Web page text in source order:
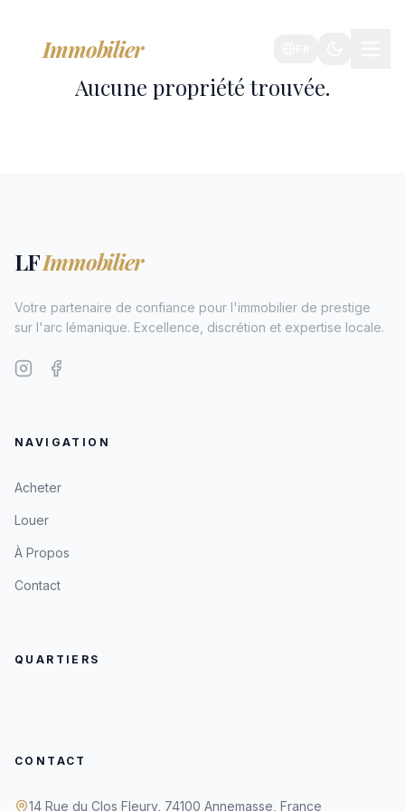
Immobilier
Aucune propriété trouvée.
LFImmobilier
Votre partenaire de confiance pour l'immobilier de prestige
sur l'arc lémanique. Excellence, discrétion et expertise locale.
NAVIGATION
Acheter
Louer
À Propos
Contact
QUARTIERS
CONTACT
14 Rue du Clos Fleury, 74100 Annemasse, France